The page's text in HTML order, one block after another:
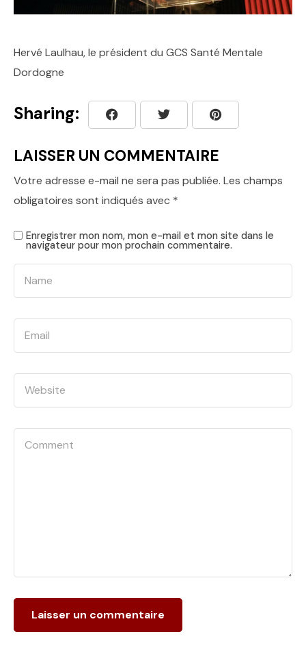
Hervé Laulhau, le président du GCS Santé Mentale
Dordogne
Sharing:
LAISSER UN COMMENTAIRE
Votre adresse e-mail ne sera pas publiée. Les champs
obligatoires sont indiqués avec *
Enregistrer mon nom, mon e-mail et mon site dans le
navigateur pour mon prochain commentaire.